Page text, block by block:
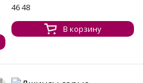
46 48
В корзину